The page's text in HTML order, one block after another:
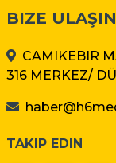
BIZE ULAŞIN
CAMIKEBIR
316 MERKEZ/
TAKIP EDIN